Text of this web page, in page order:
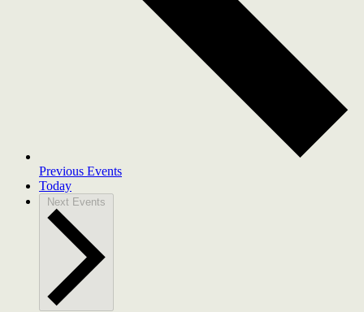
Previous Events
Today
Next Events